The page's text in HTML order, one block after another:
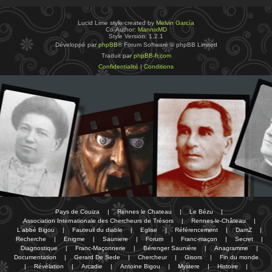
Lucid Lime style created by Melvin García
Co-Author: MannixMD
Style Version: 1.2.1
Développé parphpBB® Forum Software © phpBB Limited
Traduit parphpBB-fr.com
Confidentialité |Conditions
Pays de Couiza | Rennes le Chateau | Le Bézu
|
Association Internationale des Chercheurs de Trésors
| Rennes-le-Château
|
L'abbé Bigou
| Fauteuil du diable | Eglise | Référencement | DamZ
|
Recherche
| Enigme | Sauniere | Forum | Franc-maçon | Secret
|
Diagnostique
| Franc-Maçonnerie | Bérenger Saunière | Anagramme
|
Documentation
| Gerard De Sede | Chercheur | Gisors |
Fin du monde
|
Révélation | Arcadie | Antoine Bigou | Mystere | Histoire |